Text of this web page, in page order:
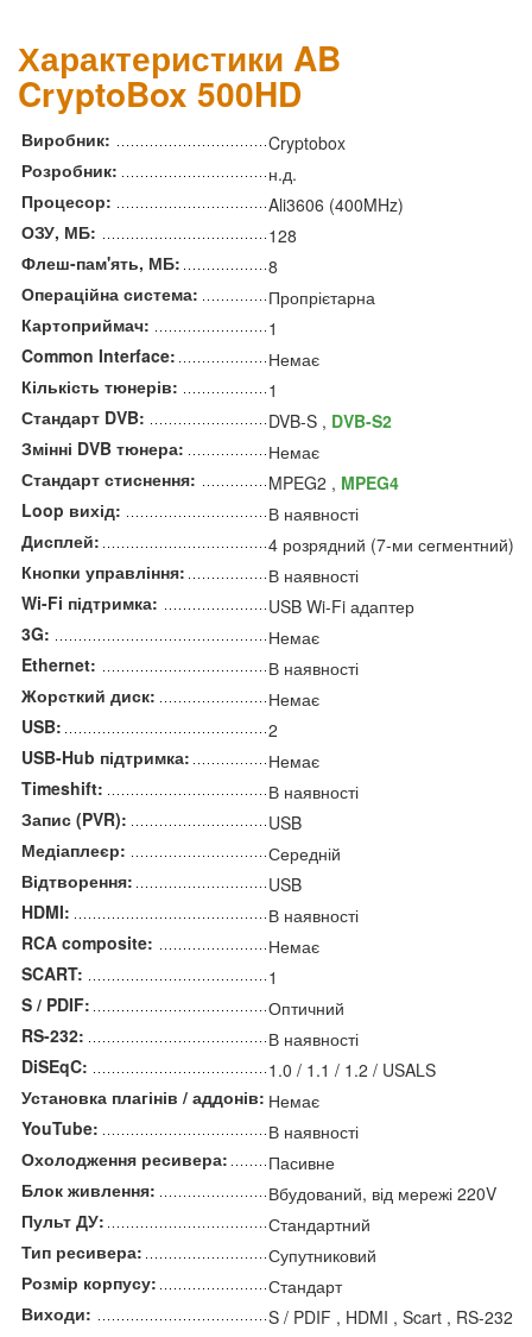
Характеристики AB
CryptoBox 500HD
Виробник:
Cryptobox
Розробник:
н.д.
Процесор:
Ali3606 (400MHz)
ОЗУ, МБ:
128
Флеш-пам'ять, МБ:
8
Операційна система:
Пропрієтарна
Картоприймач:
1
Common Interface:
Немає
Кількість тюнерів:
1
Стандарт DVB:
DVB-S , DVB-S2
Змінні DVB тюнера:
Немає
Стандарт стиснення:
MPEG2 , MPEG4
Loop вихід:
В наявності
Дисплей:
4 розрядний (7-ми сегментний)
Кнопки управління:
В наявності
Wi-Fi підтримка:
USB Wi-Fi адаптер
3G:
Немає
Ethernet:
В наявності
Жорсткий диск:
Немає
USB:
2
USB-Hub підтримка:
Немає
Timeshift:
В наявності
Запис (PVR):
USB
Медіаплеєр:
Середній
Відтворення:
USB
HDMI:
В наявності
RCA composite:
Немає
SCART:
1
S / PDIF:
Оптичний
RS-232:
В наявності
DiSEqC:
1.0 / 1.1 / 1.2 / USALS
Установка плагінів / аддонів: Немає
YouTube:
В наявності
Охолодження ресивера:
Пасивне
Блок живлення:
Вбудований, від мережі 220V
Пульт ДУ:
Стандартний
Тип ресивера:
Супутниковий
Розмір корпусу:
Стандарт
Виходи:
S / PDIF , HDMI , Scart , RS-232